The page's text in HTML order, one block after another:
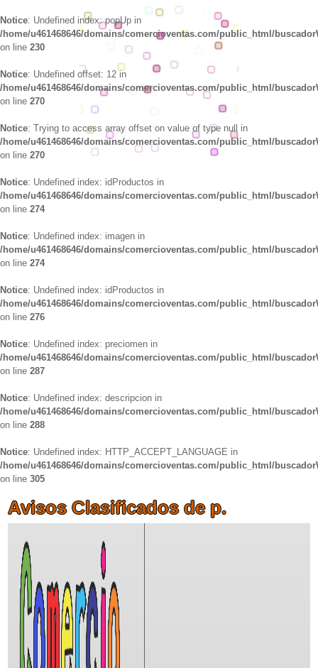
Notice: Undefined index: popUp in
/home/u461468646/domains/comercioventas.com/public_html/
on line 230
Notice: Undefined offset: 12 in
/home/u461468646/domains/comercioventas.com/public_html/
on line 270
Notice: Trying to access array offset on value of type null in
/home/u461468646/domains/comercioventas.com/public_html/
on line 270
Notice: Undefined index: idProductos in
/home/u461468646/domains/comercioventas.com/public_html/
on line 274
Notice: Undefined index: imagen in
/home/u461468646/domains/comercioventas.com/public_html/
on line 274
Notice: Undefined index: idProductos in
/home/u461468646/domains/comercioventas.com/public_html/
on line 276
Notice: Undefined index: preciomen in
/home/u461468646/domains/comercioventas.com/public_html/
on line 287
Notice: Undefined index: descripcion in
/home/u461468646/domains/comercioventas.com/public_html/
on line 288
Notice: Undefined index: HTTP_ACCEPT_LANGUAGE in
/home/u461468646/domains/comercioventas.com/public_html/
on line 305
Avisos Clasificados de p.